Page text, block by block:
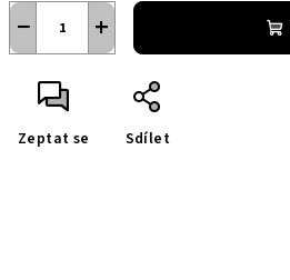
+
−
Zeptat se Sdílet